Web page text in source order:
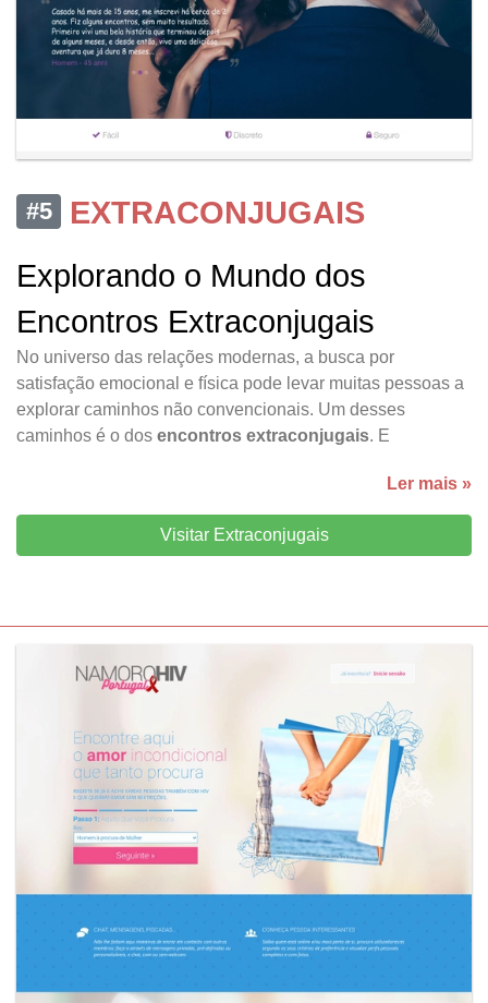
#5
EXTRACONJUGAIS
Explorando o Mundo dos
Encontros Extraconjugais
No universo das relações modernas, a busca por
satisfação emocional e física pode levar muitas pessoas a
explorar caminhos não convencionais. Um desses
caminhos é o dos encontros extraconjugais. E
Ler mais »
Visitar Extraconjugais